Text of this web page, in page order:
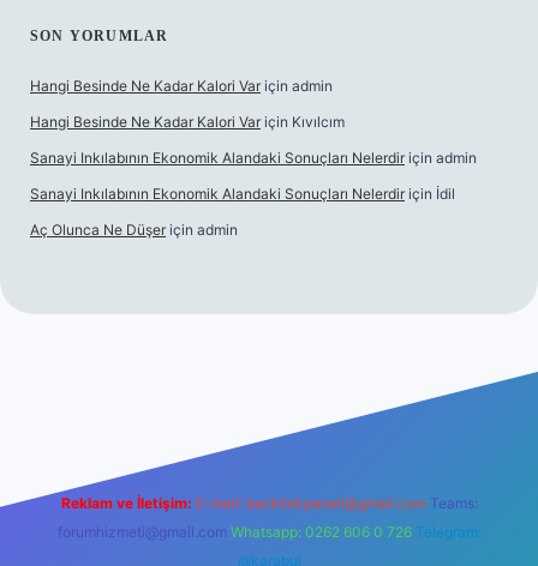
SON YORUMLAR
Hangi Besinde Ne Kadar Kalori Var için admin
Hangi Besinde Ne Kadar Kalori Var için Kıvılcım
Sanayi Inkılabının Ekonomik Alandaki Sonuçları Nelerdir için admin
Sanayi Inkılabının Ekonomik Alandaki Sonuçları Nelerdir için İdil
Aç Olunca Ne Düşer için admin
Reklam ve İletişim: E-mail: backlinkpaneli@gmail.com Teams:
forumhizmeti@gmail.com Whatsapp: 0262 606 0 726 Telegram:
@karabul